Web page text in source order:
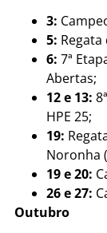
3:
5: Regata
6: 7ª
Abertas;
12 e 13:
HPE 25;
19:
Noronha
19 e 20:
26 e 27:
Outubro